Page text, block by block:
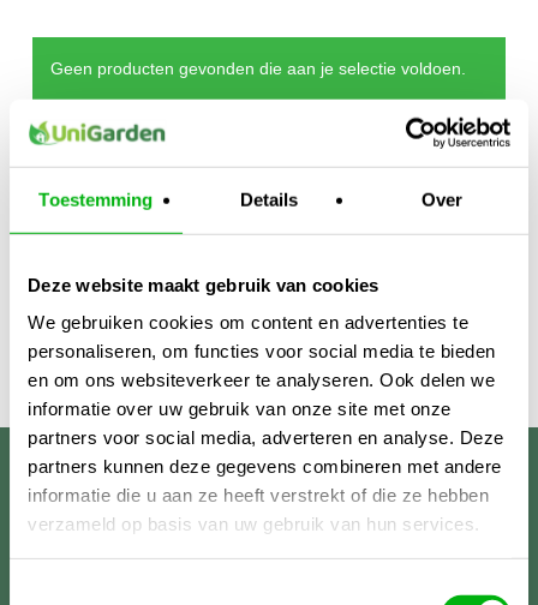
Toestemming Details Over
Deze website maakt gebruik van cookies
We gebruiken cookies om content en advertenties te
personaliseren, om functies voor social media te bieden
en om ons websiteverkeer te analyseren. Ook delen we
informatie over uw gebruik van onze site met onze
partners voor social media, adverteren en analyse. Deze
partners kunnen deze gegevens combineren met andere
informatie die u aan ze heeft verstrekt of die ze hebben
verzameld op basis van uw gebruik van hun services.
Geen producten gevonden die aan je selectie voldoen.
Unigarden